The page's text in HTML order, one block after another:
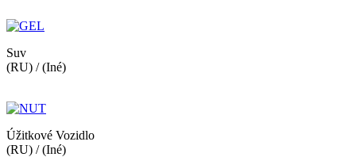
Suv
(RU) / (Iné)
Úžitkové Vozidlo
(RU) / (Iné)